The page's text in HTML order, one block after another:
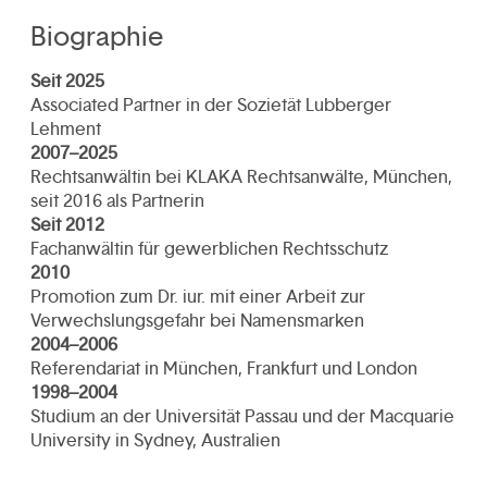
Biographie
Seit 2025
Associated Partner in der Sozietät Lubberger
Lehment
2007–2025
Rechtsanwältin bei KLAKA Rechtsanwälte, München,
seit 2016 als Partnerin
Seit 2012
Fachanwältin für gewerblichen Rechtsschutz
2010
Promotion zum Dr. iur. mit einer Arbeit zur
Verwechslungsgefahr bei Namensmarken
2004–2006
Referendariat in München, Frankfurt und London
1998–2004
Studium an der Universität Passau und der Macquarie
University in Sydney, Australien